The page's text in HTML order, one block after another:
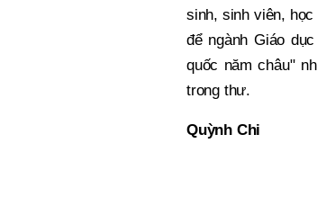
sinh, sinh viên,
để ngành Giáo
quốc năm châu"
trong thư.
Quỳnh Chi